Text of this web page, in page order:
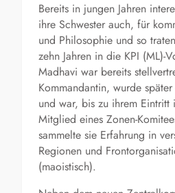
Bereits in jungen Jahren
ihre Schwester auch, für
und Philosophie und so
zehn Jahren in die KPI (ML)-
Madhavi war bereits
Kommandantin, wurde
und war, bis zu ihrem Eintritt
Mitglied eines Zonen-
sammelte sie Erfahrung in
Regionen und
(maoistisch).